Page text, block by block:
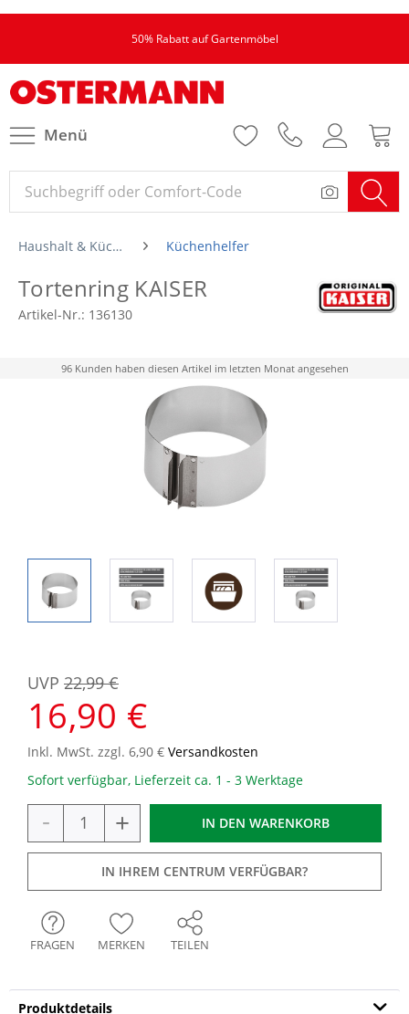
50% Rabatt auf Gartenmöbel
Menü
Haushalt & Küche Küchenhelfer
Tortenring KAISER
Artikel-Nr.: 136130
96 Kunden haben diesen Artikel im letzten Monat angesehen
16,90 €
UVP 22,99 €
Inkl. MwSt. zzgl. 6,90 € Versandkosten
Sofort verfügbar, Lieferzeit ca. 1 - 3 Werktage
- + IN DEN WARENKORB
IN IHREM CENTRUM VERFÜGBAR?
FRAGEN MERKEN TEILEN
Produktdetails